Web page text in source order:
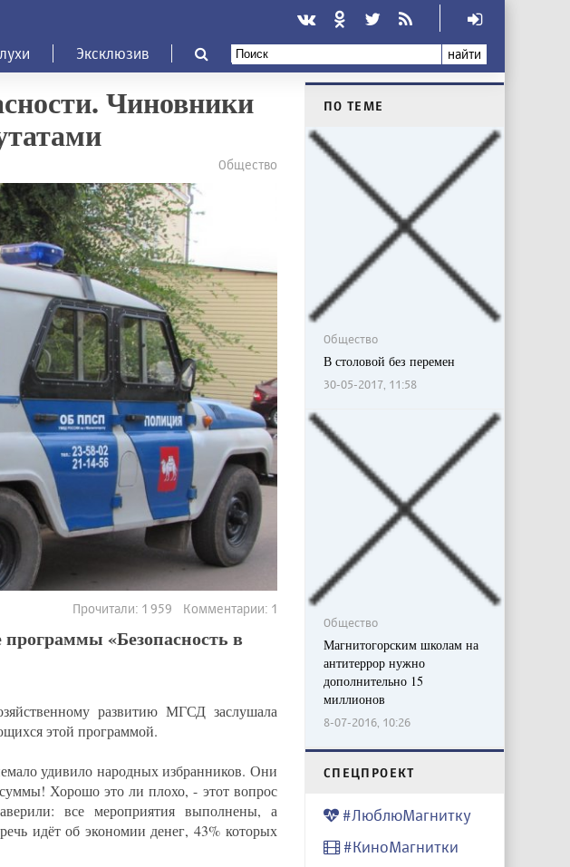
Эксклюзив найти
Чиновники
Общество
Прочитали: 1 959 Комментарии: 1
«Безопасность в
развитию МГСД заслушала
этой программой.
удивило народных избранников. Они
Хорошо это ли плохо, - этот вопрос
все мероприятия выполнены, а
идёт об экономии денег, 43% которых
ПО ТЕМЕ
Общество
В столовой без перемен
30-05-2017, 11:58
Общество
Магнитогорским школам на
антитеррор нужно
дополнительно 15
миллионов
8-07-2016, 10:26
CПЕЦПРОЕКТ
#ЛюблюМагнитку
#КиноМагнитки